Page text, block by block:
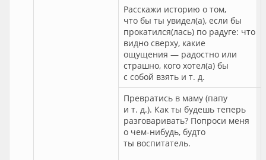
Расскажи историю о том,
что бы ты увидел(а), если бы
прокатился(лась) по радуге: что
видно сверху, какие
ощущения — радостно или
страшно, кого хотел(а) бы
с собой взять и т. д.
Превратись в маму (папу
и т. д.). Как ты будешь теперь
разговаривать? Попроси меня
о чем-нибудь, будто
ты воспитатель.